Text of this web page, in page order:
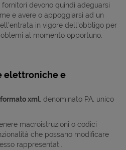
devono quindi adeguarsi
e avere o appoggiarsi ad un
in vigore dell'obbligo per
al momento opportuno.
elettroniche e
formato xml , denominato PA, unico
macroistruzioni o codici
che possano modificare
rappresentati.